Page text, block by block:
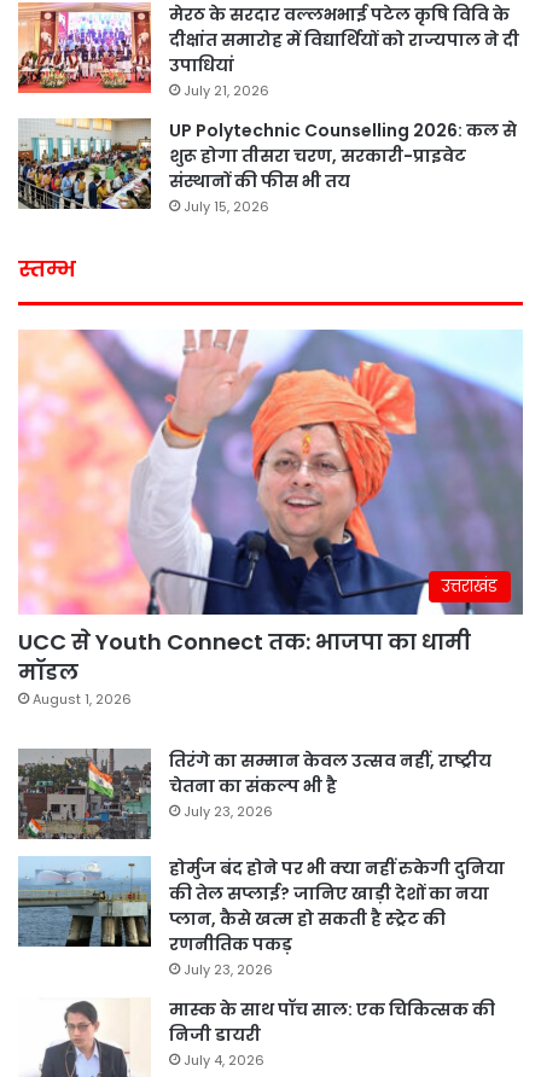
मेरठ के सरदार वल्लभभाई पटेल कृषि विवि के
दीक्षांत समारोह में विद्यार्थियों को राज्यपाल ने दी
उपाधियां
July 21, 2026
UP Polytechnic Counselling 2026: कल से
शुरू होगा तीसरा चरण, सरकारी-प्राइवेट
संस्थानों की फीस भी तय
July 15, 2026
स्तम्भ
उत्तराखंड
UCC से Youth Connect तक: भाजपा का धामी
मॉडल
August 1, 2026
तिरंगे का सम्मान केवल उत्सव नहीं, राष्ट्रीय
चेतना का संकल्प भी है
July 23, 2026
होर्मुज बंद होने पर भी क्या नहीं रुकेगी दुनिया
की तेल सप्लाई? जानिए खाड़ी देशों का नया
प्लान, कैसे खत्म हो सकती है स्ट्रेट की
रणनीतिक पकड़
July 23, 2026
मास्क के साथ पॉच साल: एक चिकित्सक की
निजी डायरी
July 4, 2026